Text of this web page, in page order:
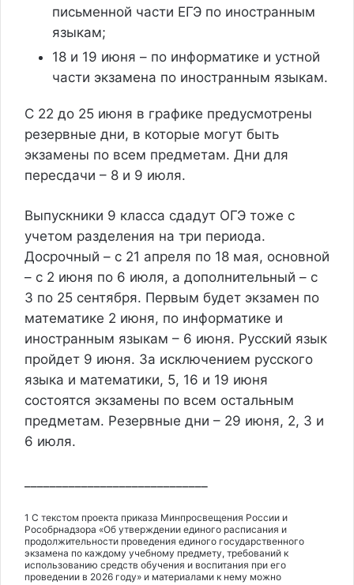
письменной части ЕГЭ по иностранным
языкам;
18 и 19 июня – по информатике и устной
части экзамена по иностранным языкам.
С 22 до 25 июня в графике предусмотрены
резервные дни, в которые могут быть
экзамены по всем предметам. Дни для
пересдачи – 8 и 9 июля.
Выпускники 9 класса сдадут ОГЭ тоже с
учетом разделения на три периода.
Досрочный – с 21 апреля по 18 мая, основной
– с 2 июня по 6 июля, а дополнительный – с
3 по 25 сентября. Первым будет экзамен по
математике 2 июня, по информатике и
иностранным языкам – 6 июня. Русский язык
пройдет 9 июня. За исключением русского
языка и математики, 5, 16 и 19 июня
состоятся экзамены по всем остальным
предметам. Резервные дни – 29 июня, 2, 3 и
6 июля.
1 С текстом проекта приказа Минпросвещения России и
Рособрнадзора «Об утверждении единого расписания и
продолжительности проведения единого государственного
экзамена по каждому учебному предмету, требований к
использованию средств обучения и воспитания при его
проведении в 2026 году» и материалами к нему можно